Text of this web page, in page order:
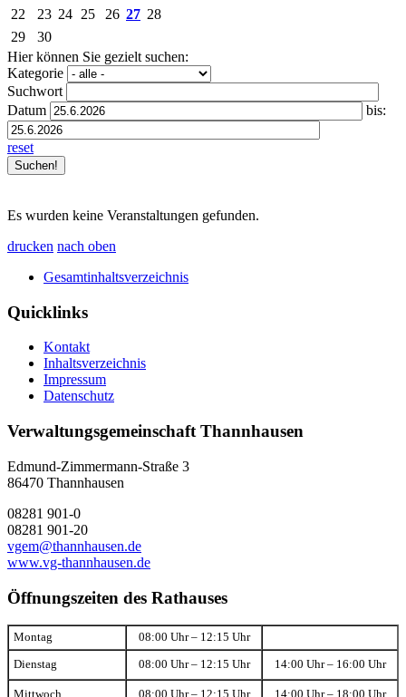
22
23 24 25 26 27 28
29
30
Hier können Sie gezielt suchen:
Kategorie
Suchwort
Datum
bis:
reset
Es wurden keine Veranstaltungen gefunden.
drucken nach oben
Gesamtinhaltsverzeichnis
Quicklinks
Kontakt
Inhaltsverzeichnis
Impressum
Datenschutz
Verwaltungsgemeinschaft Thannhausen
Edmund-Zimmermann-Straße 3
86470 Thannhausen
08281 901-0
08281 901-20
vgem@thannhausen.de
www.vg-thannhausen.de
Öffnungszeiten des Rathauses
Montag 08:00 Uhr – 12:15 Uhr
Dienstag 08:00 Uhr – 12:15 Uhr 14:00 Uhr – 16:00 Uhr